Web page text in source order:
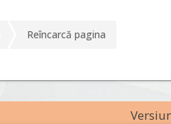
Reîncarcă pagina